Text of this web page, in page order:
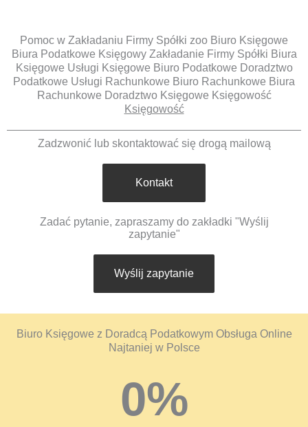
Pomoc w Zakładaniu Firmy Spółki zoo Biuro Księgowe
Biura Podatkowe Księgowy Zakładanie Firmy Spółki Biura
Księgowe Usługi Księgowe Biuro Podatkowe Doradztwo
Podatkowe Usługi Rachunkowe Biuro Rachunkowe Biura
Rachunkowe Doradztwo Księgowe Księgowość
Księgowość
Zadzwonić lub skontaktować się drogą mailową
Kontakt
Zadać pytanie, zapraszamy do zakładki "Wyślij
zapytanie"
Wyślij zapytanie
Biuro Księgowe z Doradcą Podatkowym Obsługa Online
Najtaniej w Polsce
0%